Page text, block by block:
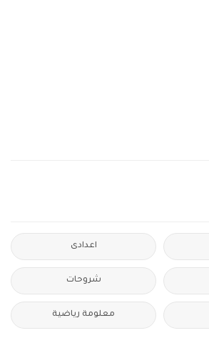
اعدادى
شروحات
معلومة رياضية